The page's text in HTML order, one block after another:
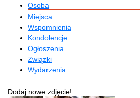
Osoba
Miejsca
Wspomnienia
Kondolencje
Ogłoszenia
Związki
Wydarzenia
Dodaj nowe zdjęcie!